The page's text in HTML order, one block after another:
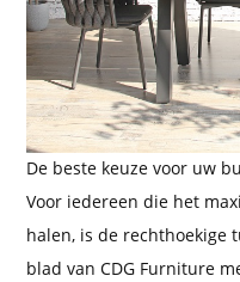
De beste keuze voor uw
Voor iedereen die het
halen, is de rechthoekige
blad van CDG Furniture